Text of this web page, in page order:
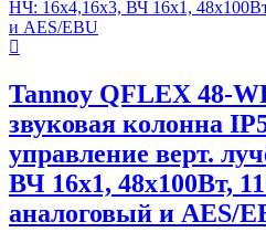
Tannoy QFLEX 48-
звуковая колонна
управление верт.
ВЧ 16x1, 48х100Вт,
аналоговый и AES/